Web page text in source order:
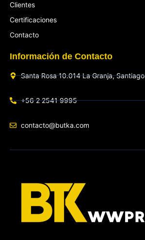
Clientes
Certificaciones
Contacto
Información de Contacto
Santa Rosa 10.014 La Granja, Santiago
+56 2 2541 9995
contacto@butka.com